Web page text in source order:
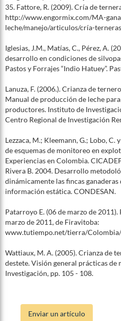
35. Fattore, R. (2009). Cría de
http://www.engormix.com/MA-
leche/manejo/articulos/cría-
Iglesias, J.M., Matías, C., Pérez, A.
desarrollo en condiciones de
Pastos y Forrajes “Indio Hatuey”.
Lanuza, F. (2006.). Crianza de
Manual de producción de leche
productores. Instituto de
Centro Regional de Investigación
Lezzaca, M.; Kleemann, G.; Lobo,
de esquemas de monitoreo en
Experiencias en Colombia.
Rivera B. 2004. Desarrollo
dinámicamente las fincas
información estática. CONDESAN.
Patarroyo E. (06 de marzo de
marzo de 2011, de Firavitoba:
www.tutiempo.net/tierra/
Wattiaux, M. A. (2005). Crianza de
destete. Visión general prácticas
Investigación, pp. 105 - 108.
Enviar un artículo